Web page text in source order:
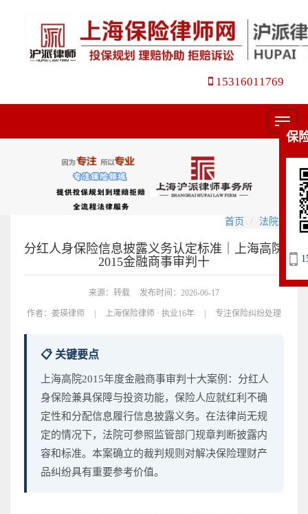
15316011769
菜
单
首页 法院观点
分红人身保险信息披露义务认定标准｜上海高院
2015金融商事审判十
来源：转载 发布时间：2026-06-17
作者： 姜瑛律师 | 上海保险律师 · 执业16年 | 专注保险纠纷处理
📋 关键要点
上海高院2015年度金融商事审判十大案例：分红人
身保险兼具保障与投资功能，保险人应就红利不确
定性和分配信息履行信息披露义务。在法律尚无规
定的情况下，法院可参照监管部门规章判断披露内
容和标准。本案确立的裁判规则对解决保险理财产
品纠纷具有重要参考价值。
保